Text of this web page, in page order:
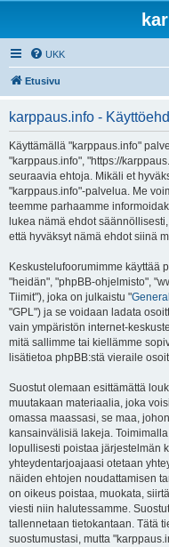
UKK
Etusivu
karppaus.info -
Käyttämällä "karppaus.info"
"karppaus.info", "https://
seuraavia ehtoja. Mikäli et
"karppaus.info"-palvelua. Me
teemme parhaamme
lukea nämä ehdot
että hyväksyt nämä ehdot siinä
Keskustelufoorumimme käyttää
"heidän", "phpBB-ohjelmisto",
Tiimit"), joka on julkaistu "
"GPL") ja se voidaan ladata
vain ympäristön internet-
mitä sallimme tai kiellämme
lisätietoa phpBB:stä vieraile
Suostut olemaan esittämättä
muutakaan materiaalia, joka
omassa maassasi, se maa,
kansainvälisiä lakeja.
lopullisesti poistaa järjestelmän
yhteydentarjoajaasi otetaan
näiden ehtojen noudattamisen
on oikeus poistaa, muokata,
viesti niin halutessamme.
tallennetaan tietokantaan. Tätä
suostumustasi, mutta